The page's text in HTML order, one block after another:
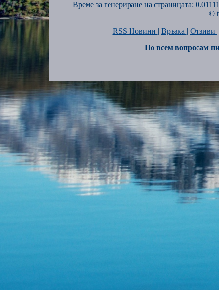
| Време за генериране на страницата:
| ©
RSS Новини | Връзка | Отзиви
По всем вопросам